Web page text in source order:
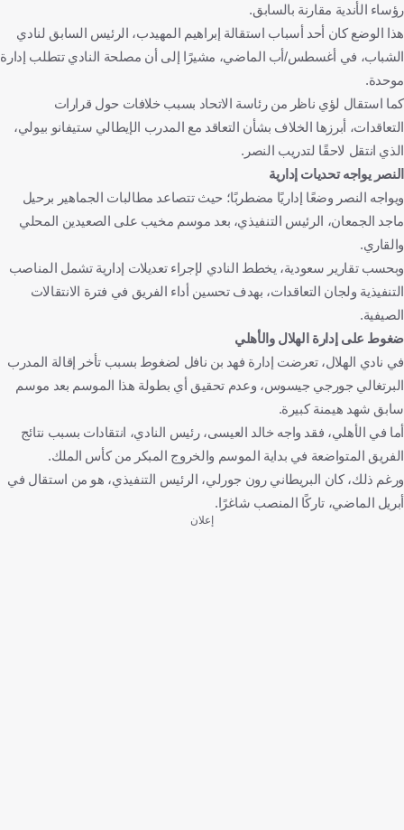
رؤساء الأندية مقارنة بالسابق.
هذا الوضع كان أحد أسباب استقالة إبراهيم المهيدب، الرئيس السابق لنادي
الشباب، في أغسطس/أب الماضي، مشيرًا إلى أن مصلحة النادي تتطلب إدارة
موحدة.
كما استقال لؤي ناظر من رئاسة الاتحاد بسبب خلافات حول قرارات
التعاقدات، أبرزها الخلاف بشأن التعاقد مع المدرب الإيطالي ستيفانو بيولي،
الذي انتقل لاحقًا لتدريب النصر.
النصر يواجه تحديات إدارية
ويواجه النصر وضعًا إداريًا مضطربًا؛ حيث تتصاعد مطالبات الجماهير برحيل
ماجد الجمعان، الرئيس التنفيذي، بعد موسم مخيب على الصعيدين المحلي
والقاري.
وبحسب تقارير سعودية، يخطط النادي لإجراء تعديلات إدارية تشمل المناصب
التنفيذية ولجان التعاقدات، بهدف تحسين أداء الفريق في فترة الانتقالات
الصيفية.
ضغوط على إدارة الهلال والأهلي
في نادي الهلال، تعرضت إدارة فهد بن نافل لضغوط بسبب تأخر إقالة المدرب
البرتغالي جورجي جيسوس، وعدم تحقيق أي بطولة هذا الموسم بعد موسم
سابق شهد هيمنة كبيرة.
أما في الأهلي، فقد واجه خالد العيسى، رئيس النادي، انتقادات بسبب نتائج
الفريق المتواضعة في بداية الموسم والخروج المبكر من كأس الملك.
ورغم ذلك، كان البريطاني رون جورلي، الرئيس التنفيذي، هو من استقال في
أبريل الماضي، تاركًا المنصب شاغرًا.
إعلان